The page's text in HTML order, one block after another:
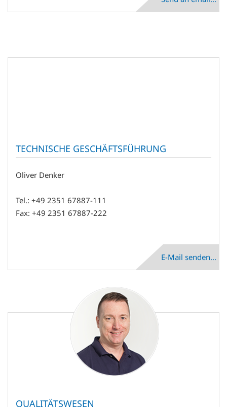
TECHNISCHE GESCHÄFTSFÜHRUNG
Oliver Denker
Tel.: +49 2351 67887-111
Fax: +49 2351 67887-222
E-Mail senden...
QUALITÄTSWESEN